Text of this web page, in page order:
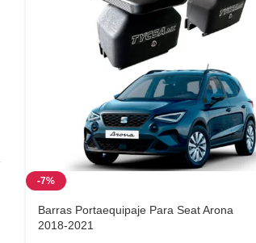
-7%
Barras Portaequipaje Para Seat Arona
2018-2021